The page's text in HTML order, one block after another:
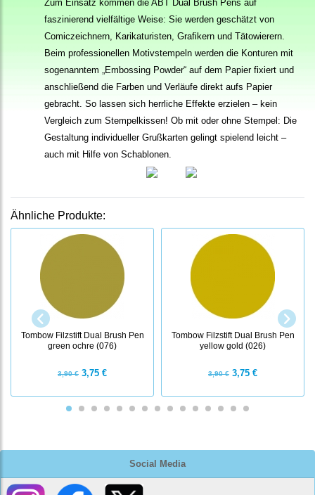
Social Media
Zum Einsatz kommen die ABT Dual Brush Pens auf
faszinierend vielfältige Weise: Sie werden geschätzt von
Comiczeichnern, Karikaturisten, Grafikern und Tätowierern.
Beim professionellen Motivstempeln werden die Konturen mit
sogenanntem „Embossing Powder“ auf dem Papier fixiert und
anschließend die Farben und Verläufe direkt aufs Papier
gebracht. So lassen sich herrliche Effekte erzielen – kein
Vergleich zum Stempelkissen! Ob mit oder ohne Stempel: Die
Gestaltung individueller Grußkarten gelingt spielend leicht –
auch mit Hilfe von Schablonen.
Ähnliche Produkte:
Tombow Filzstift Dual Brush Pen
green ochre (076)
3,90 € 3,75 €
Tombow Filzstift Dual Brush Pen
yellow gold (026)
3,90 € 3,75 €